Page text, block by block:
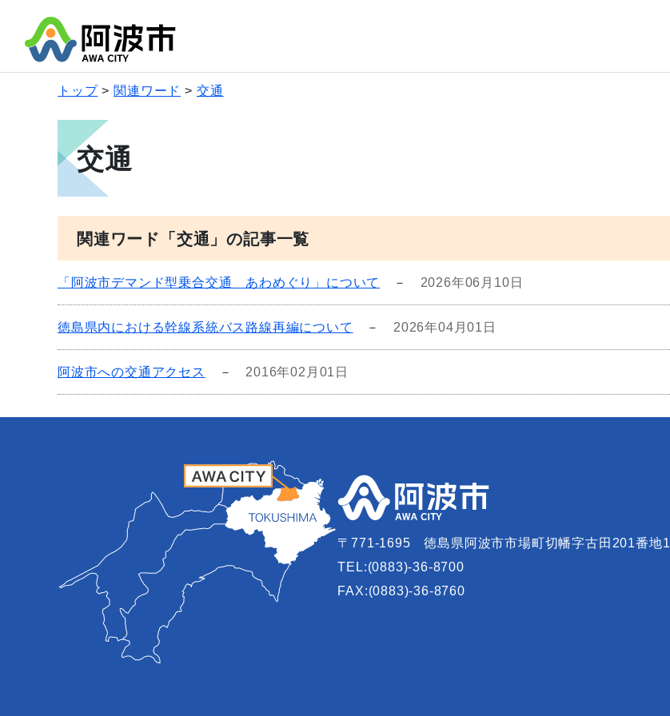
トップ 関連ワード 交通
交通
関連ワード「交通」の記事一覧
「阿波市デマンド型乗合交通 あわめぐり」について － 2026年06月10日
徳島県内における幹線系統バス路線再編について － 2026年04月01日
阿波市への交通アクセス － 2016年02月01日
〒771-1695
徳島県阿波市市場町切幡字古田201番地1
TEL:(0883)-36-8700
FAX:(0883)-36-8760